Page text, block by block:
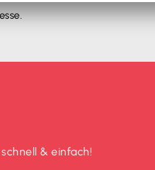
& einfach!